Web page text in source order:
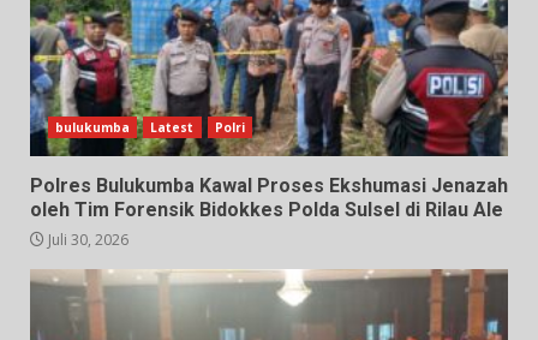
bulukumba Latest Polri
Polres Bulukumba Kawal Proses Ekshumasi Jenazah
oleh Tim Forensik Bidokkes Polda Sulsel di Rilau Ale
Juli 30, 2026